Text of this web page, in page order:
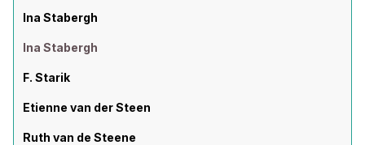
Ina Stabergh
Ina Stabergh
F. Starik
Etienne van der Steen
Ruth van de Steene